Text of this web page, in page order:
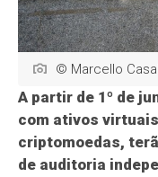
© Marcello
A partir de 1º de
com ativos
criptomoedas,
de auditoria